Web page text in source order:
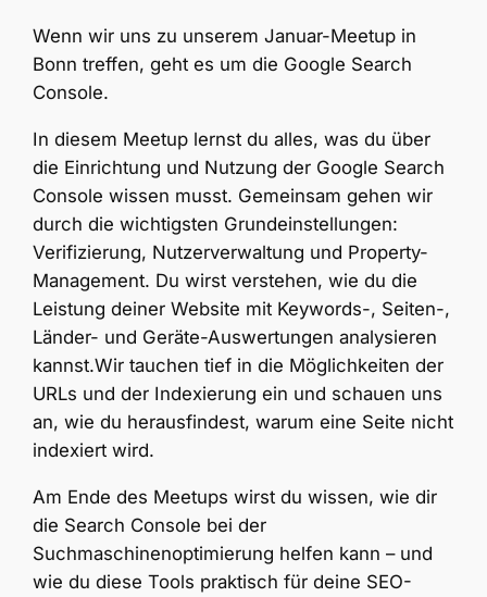
Wenn wir uns zu unserem Januar-Meetup in
Bonn treffen, geht es um die Google Search
Console.
In diesem Meetup lernst du alles, was du über
die Einrichtung und Nutzung der Google Search
Console wissen musst. Gemeinsam gehen wir
durch die wichtigsten Grundeinstellungen:
Verifizierung, Nutzerverwaltung und Property-
Management. Du wirst verstehen, wie du die
Leistung deiner Website mit Keywords-, Seiten-,
Länder- und Geräte-Auswertungen analysieren
kannst.Wir tauchen tief in die Möglichkeiten der
URLs und der Indexierung ein und schauen uns
an, wie du herausfindest, warum eine Seite nicht
indexiert wird.
Am Ende des Meetups wirst du wissen, wie dir
die Search Console bei der
Suchmaschinenoptimierung helfen kann – und
wie du diese Tools praktisch für deine SEO-